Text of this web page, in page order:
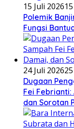
15 Juli 2026
Polemik
Fungsi
24 Juli 2026
Dugaan
Fei Febrianti:
dan Sorotan